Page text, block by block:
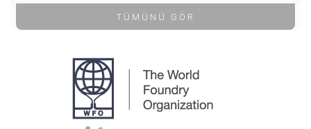
TÜMÜNÜ GÖR